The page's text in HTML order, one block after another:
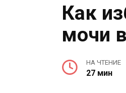
Как
мочи
НА ЧТЕНИЕ
27 мин